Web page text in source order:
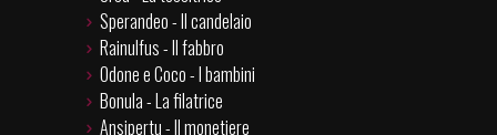
Sperandeo - Il candelaio
Rainulfus - Il fabbro
Odone e Coco - I bambini
Bonula - La filatrice
Ansipertu - Il monetiere